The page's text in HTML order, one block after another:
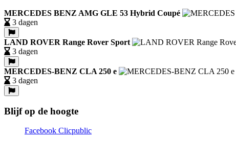
MERCEDES BENZ AMG GLE 53 Hybrid Coupé
3 dagen
LAND ROVER Range Rover Sport
3 dagen
MERCEDES-BENZ CLA 250 e
3 dagen
Blijf op de hoogte
Facebook Clicpublic